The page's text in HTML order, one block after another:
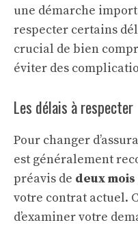
une démarche
respecter certains
crucial de bien
éviter des
Les délais à respecter
Pour changer
est généralement
préavis de deux mois
votre contrat actuel.
d’examiner votre